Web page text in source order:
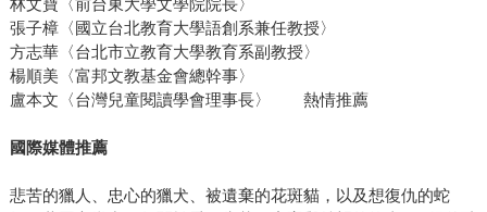
林文寶〈前台東大學文學院院長〉
張子樟〈國立台北教育大學語創系兼任教授〉
方志華〈台北市立教育大學教育系副教授〉
楊順美〈富邦文教基金會總幹事〉
盧本文〈台灣兒童閱讀學會理事長〉 熱情推薦
國際媒體推薦
悲苦的獵人、忠心的獵犬、被遺棄的花斑貓，以及想復仇的蛇